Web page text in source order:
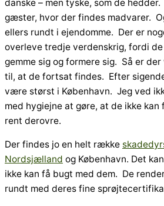
danske – men tyske, som de
gæster, hvor der findes madvarer.
ellers rundt i ejendomme. Der er
overleve tredje verdenskrig, fordi
gemme sig og formere sig. Så er
til, at de fortsat findes. Efter
være størst i København. Jeg ved
med hygiejne at gøre, at de ikke
rent derovre.
Der findes jo en helt række
Nordsjælland og København. Det
ikke kan få bugt med dem. De
rundt med deres fine